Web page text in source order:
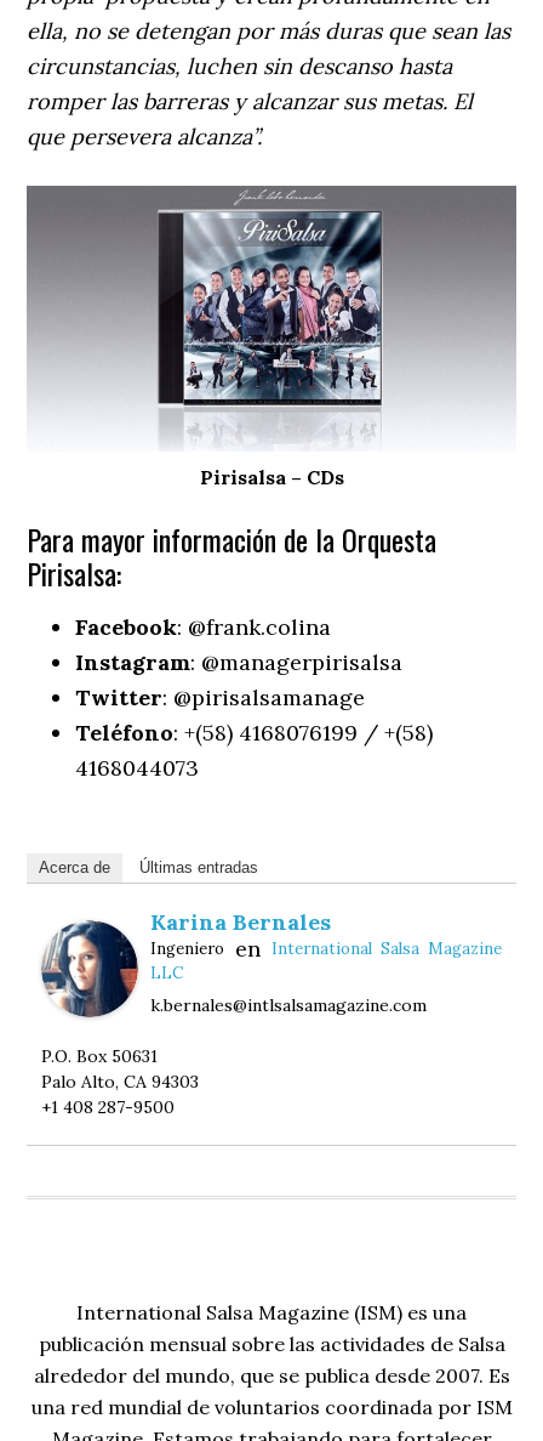
ella, no se detengan por más duras que sean las
circunstancias, luchen sin descanso hasta
romper las barreras y alcanzar sus metas. El
que persevera alcanza”.
Pirisalsa – CDs
Para mayor información de la Orquesta
Pirisalsa:
Facebook: @frank.colina
Instagram: @managerpirisalsa
Twitter: @pirisalsamanage
Teléfono: +(58) 4168076199 / +(58)
4168044073
Acerca de Últimas entradas
Karina Bernales
Ingeniero en International Salsa Magazine
LLC
k.bernales@intlsalsamagazine.com
P.O. Box 50631
Palo Alto, CA 94303
+1 408 287-9500
International Salsa Magazine (ISM) es una
publicación mensual sobre las actividades de Salsa
alrededor del mundo, que se publica desde 2007. Es
una red mundial de voluntarios coordinada por ISM